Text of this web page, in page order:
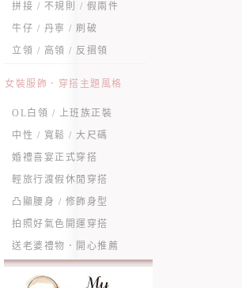
拼接 / 不規則 / 假兩件
牛仔 / 丹寧 / 刷破
立領 / 高領 / 反摺領
女裝服飾．穿搭主題風格
OL白領 / 上班族正裝
中性 / 寬鬆 / 大尺碼
婚禮喜宴正式穿搭
輕旅行渡假休閒穿搭
凸顯腰身 / 修飾身型
拍照好氣色開運穿搭
送老婆禮物．開心推薦